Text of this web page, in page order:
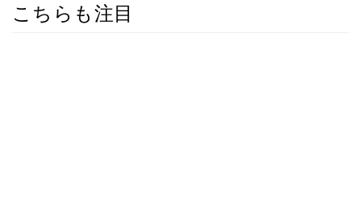
こちらも注目